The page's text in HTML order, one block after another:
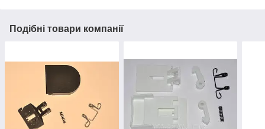
Подібні товари компанії